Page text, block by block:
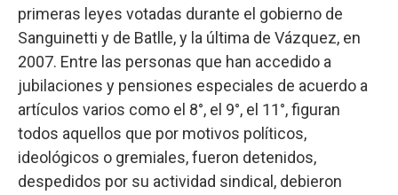
primeras leyes votadas durante el gobierno de
Sanguinetti y de Batlle, y la última de Vázquez, en
2007. Entre las personas que han accedido a
jubilaciones y pensiones especiales de acuerdo a
artículos varios como el 8°, el 9°, el 11°, figuran
todos aquellos que por motivos políticos,
ideológicos o gremiales, fueron detenidos,
despedidos por su actividad sindical, debieron